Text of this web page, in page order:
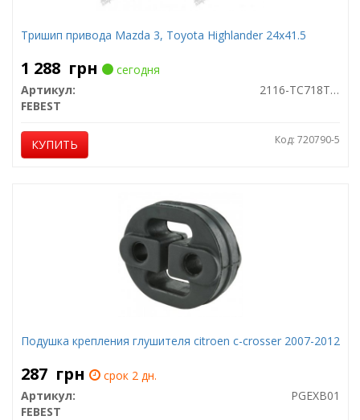
Тришип привода Mazda 3, Toyota Highlander 24x41.5
1 288 грн
сегодня
Артикул:
2116-TC718TDCI
FEBEST
КУПИТЬ Код: 720790-5
Подушка крепления глушителя citroen c-crosser 2007-2012
287 грн
срок 2 дн.
Артикул:
PGEXB01
FEBEST